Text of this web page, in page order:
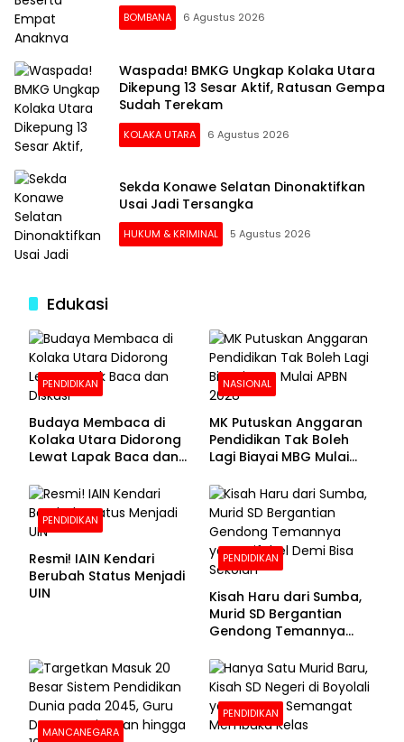
BOMBANA 6 Agustus 2026
Waspada! BMKG Ungkap Kolaka Utara
Dikepung 13 Sesar Aktif, Ratusan Gempa
Sudah Terekam
KOLAKA UTARA 6 Agustus 2026
Sekda Konawe Selatan Dinonaktifkan
Usai Jadi Tersangka
HUKUM & KRIMINAL 5 Agustus 2026
Edukasi
PENDIDIKAN
Budaya Membaca di
Kolaka Utara Didorong
Lewat Lapak Baca dan
NASIONAL
MK Putuskan Anggaran
Pendidikan Tak Boleh
Lagi Biayai MBG Mulai
PENDIDIKAN
Resmi! IAIN Kendari
Berubah Status Menjadi
UIN
PENDIDIKAN
Kisah Haru dari Sumba,
Murid SD Bergantian
Gendong Temannya
Sekolah
MANCANEGARA
PENDIDIKAN